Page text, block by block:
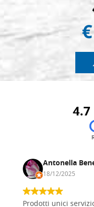
4.7
Antonella
18/12/2025
Prodotti unici